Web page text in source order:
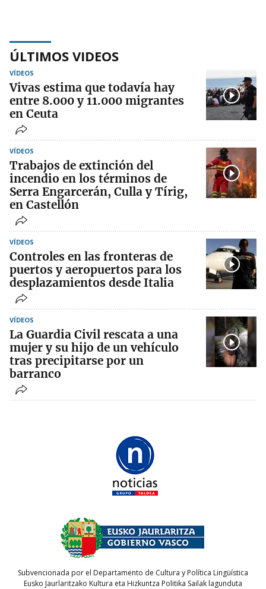
ÚLTIMOS VIDEOS
VÍDEOS
Vivas estima que todavía hay
entre 8.000 y 11.000 migrantes
en Ceuta
VÍDEOS
Trabajos de extinción del
incendio en los términos de
Serra Engarcerán, Culla y Tírig,
en Castellón
VÍDEOS
Controles en las fronteras de
puertos y aeropuertos para los
desplazamientos desde Italia
VÍDEOS
La Guardia Civil rescata a una
mujer y su hijo de un vehículo
tras precipitarse por un
barranco
Subvencionada por el Departamento de Cultura y Política Lingüística
Eusko Jaurlaritzako Kultura eta Hizkuntza Politika Sailak lagunduta